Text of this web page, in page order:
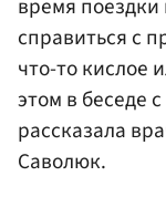
время поездки
справиться с
что-то кислое
этом в беседе
рассказала
Саволюк.